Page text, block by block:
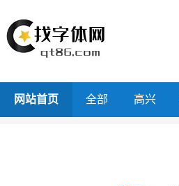
网站首页 全部 高兴